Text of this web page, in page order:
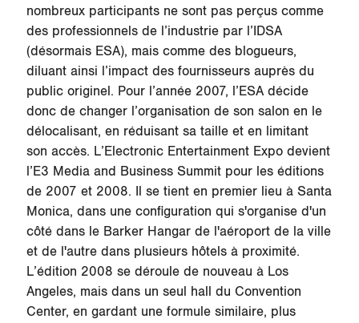
nombreux participants ne sont pas perçus comme
des professionnels de l’industrie par l’IDSA
(désormais ESA), mais comme des blogueurs,
diluant ainsi l’impact des fournisseurs auprès du
public originel. Pour l’année 2007, l’ESA décide
donc de changer l’organisation de son salon en le
délocalisant, en réduisant sa taille et en limitant
son accès. L’Electronic Entertainment Expo devient
l’E3 Media and Business Summit pour les éditions
de 2007 et 2008. Il se tient en premier lieu à Santa
Monica, dans une configuration qui s'organise d'un
côté dans le Barker Hangar de l'aéroport de la ville
et de l'autre dans plusieurs hôtels à proximité.
L’édition 2008 se déroule de nouveau à Los
Angeles, mais dans un seul hall du Convention
Center, en gardant une formule similaire, plus